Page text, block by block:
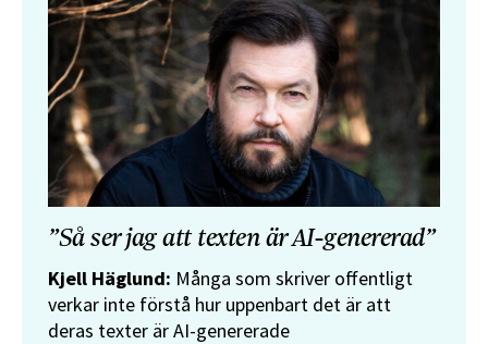
”Så ser jag att texten är AI-genererad”
Kjell Häglund: Många som skriver offentligt
verkar inte förstå hur uppenbart det är att
deras texter är AI-genererade